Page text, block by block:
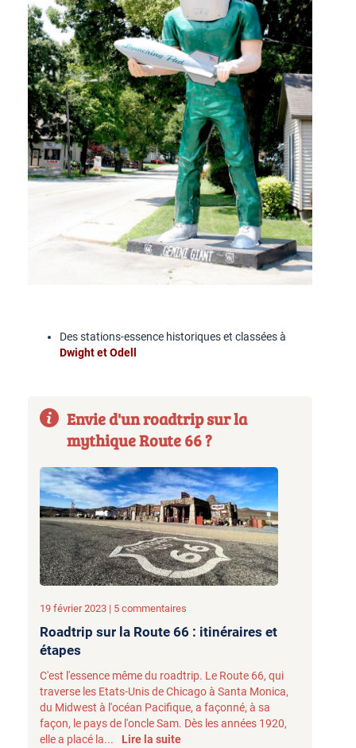
Des stations-essence historiques et classées à
Dwight et Odell
Envie d'un roadtrip sur la
mythique Route 66 ?
19 février 2023 | 5 commentaires
Roadtrip sur la Route 66 : itinéraires et
étapes
C'est l'essence même du roadtrip. Le Route 66, qui
traverse les Etats-Unis de Chicago à Santa Monica,
du Midwest à l'océan Pacifique, a façonné, à sa
façon, le pays de l'oncle Sam. Dès les années 1920,
elle a placé la...
Lire la suite